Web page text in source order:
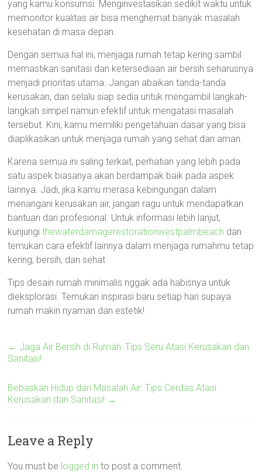
yang kamu konsumsi. Menginvestasikan sedikit waktu untuk
memonitor kualitas air bisa menghemat banyak masalah
kesehatan di masa depan.
Dengan semua hal ini, menjaga rumah tetap kering sambil
memastikan sanitasi dan ketersediaan air bersih seharusnya
menjadi prioritas utama. Jangan abaikan tanda-tanda
kerusakan, dan selalu siap sedia untuk mengambil langkah-
langkah simpel namun efektif untuk mengatasi masalah
tersebut. Kini, kamu memiliki pengetahuan dasar yang bisa
diaplikasikan untuk menjaga rumah yang sehat dan aman.
Karena semua ini saling terkait, perhatian yang lebih pada
satu aspek biasanya akan berdampak baik pada aspek
lainnya. Jadi, jika kamu merasa kebingungan dalam
menangani kerusakan air, jangan ragu untuk mendapatkan
bantuan dari profesional. Untuk informasi lebih lanjut,
kunjungithewaterdamagerestorationwestpalmbeach dan
temukan cara efektif lainnya dalam menjaga rumahmu tetap
kering, bersih, dan sehat.
Tips desain rumah minimalis nggak ada habisnya untuk
dieksplorasi. Temukan inspirasi baru setiap hari supaya
rumah makin nyaman dan estetik!
← Jaga Air Bersih di Rumah: Tips Seru Atasi Kerusakan dan
Sanitasi!
Bebaskan Hidup dari Masalah Air: Tips Cerdas Atasi
Kerusakan dan Sanitasi! →
Leave a Reply
You must be logged in to post a comment.